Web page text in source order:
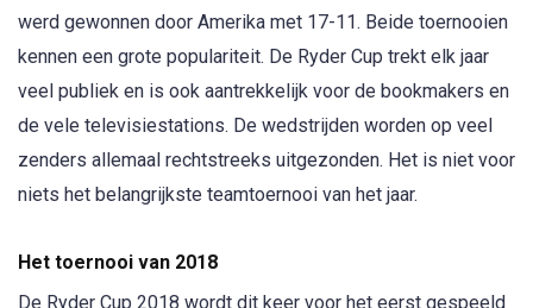
werd gewonnen door Amerika met 17-11. Beide toernooien
kennen een grote populariteit. De Ryder Cup trekt elk jaar
veel publiek en is ook aantrekkelijk voor de bookmakers en
de vele televisiestations. De wedstrijden worden op veel
zenders allemaal rechtstreeks uitgezonden. Het is niet voor
niets het belangrijkste teamtoernooi van het jaar.
Het toernooi van 2018
De Ryder Cup 2018 wordt dit keer voor het eerst gespeeld